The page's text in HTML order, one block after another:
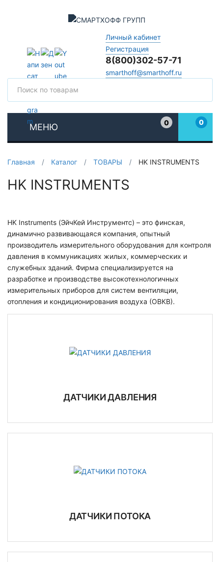
Личный кабинет
Регистрация
8(800)302-57-71
smarthoff@smarthoff.ru
МЕНЮ
0
0
Главная / Каталог / ТОВАРЫ / HK INSTRUMENTS
HK INSTRUMENTS
HK Instruments (ЭйчКей Инструментс) – это финская,
динамично развивающаяся компания, опытный
производитель измерительного оборудования для контроля
давления в коммуникациях жилых, коммерческих и
служебных зданий. Фирма специализируется на
разработке и производстве высокотехнологичных
измерительных приборов для систем вентиляции,
отопления и кондиционирования воздуха (ОВКВ).
ДАТЧИКИ ДАВЛЕНИЯ
ДАТЧИКИ ПОТОКА